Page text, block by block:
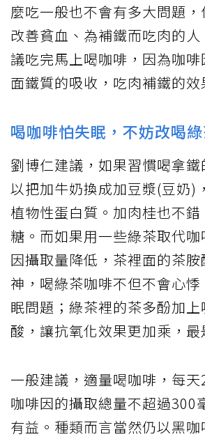
麼吃一般也不會有多大問題
改善貧血、為補鐵而吃肉的
議吃完馬上喝咖啡，因為咖
面鐵質的吸收，吃肉補鐵的效
喝咖啡怕失眠，不妨改喝
劉博仁建議，如果習慣喝拿
以把加牛奶換成加豆漿(豆奶)
植物性蛋白質。加肉桂也不錯
糖。而如果用一些綠茶取代
因攝取量降低，茶裡面的茶
神，喝綠茶咖啡不但不會心
眠問題；綠茶裡的茶多酚加
酸，讓抗氧化效果更加乘，最
一般建議，適量喝咖啡，每
咖啡因的攝取總量不超過300
有益。種類而言當然仍以黑